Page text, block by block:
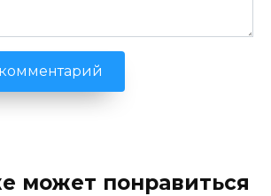
может понравиться